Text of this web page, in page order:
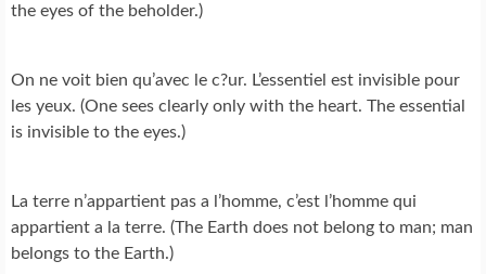
the eyes of the beholder.)
On ne voit bien qu’avec le c?ur. L’essentiel est invisible pour
les yeux. (One sees clearly only with the heart. The essential
is invisible to the eyes.)
La terre n’appartient pas a l’homme, c’est l’homme qui
appartient a la terre. (The Earth does not belong to man; man
belongs to the Earth.)